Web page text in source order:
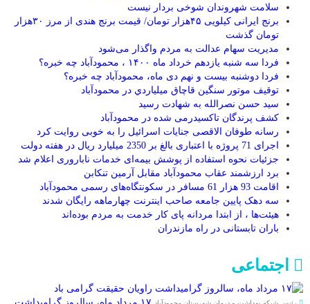
سلامت شهروندان شوخی بردار نیست
برنج ایرانی کیلویی ۴۵هزار تومان/ قیمت برنج هندی از مرز ۳۰هزار
تومان گذشت
مدیریت سهام عدالت به مردم واگذار می‌شود
فردا سه شنبه یازدهم خرداد ماه ۱۴۰۰ ، محمودآباد چه خبره؟
فردا دوشنبه بیست و نهم دی ماه، محمودآباد چه خبره؟
توقيف موتور سنگين قاچاق ميلياردي در محمودآباد
سید حسن نصرالله به شهادت رسید
کشف پرندگان تاکسیدرمی شده در محمودآباد
رسانه طوفان الاقصی جنایات اسرائیل را به خوبی روایت کرد
اجرای 71 پروژه با اعتباری بالغ بر 2350 میلیارد ریال در هفته دولت
جزئیات نحوه استفاده از پوشش بیمه‌ای خدمات ناباروری اعلام شد
برد ارزشمند عقاب محمودآباد مقابل آرمین تنکابن
اقامت 93 هزار 61 مسافر در سکونتگاه‌های رسمی محمودآباد
سه دهک پایین جامعه صاحب اینترنت چهارماهه رایگان شدند
هیئت‌ها ، از ابتدا مردانه پای کار خدمت به مردم بوده‌اند
باران تابستانی در راه مازندران
اجتماعی